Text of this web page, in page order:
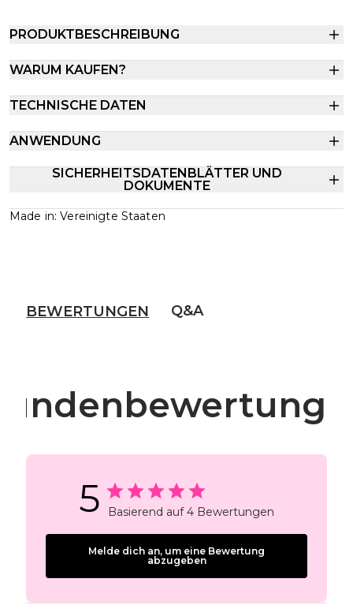
PRODUKTBESCHREIBUNG
WARUM KAUFEN?
TECHNISCHE DATEN
ANWENDUNG
SICHERHEITSDATENBLÄTTER UND
DOKUMENTE
Made in: Vereinigte Staaten
BEWERTUNGEN Q&A
5 Basierend auf 4 Bewertungen
Melde dich an, um eine Bewertung
abzugeben